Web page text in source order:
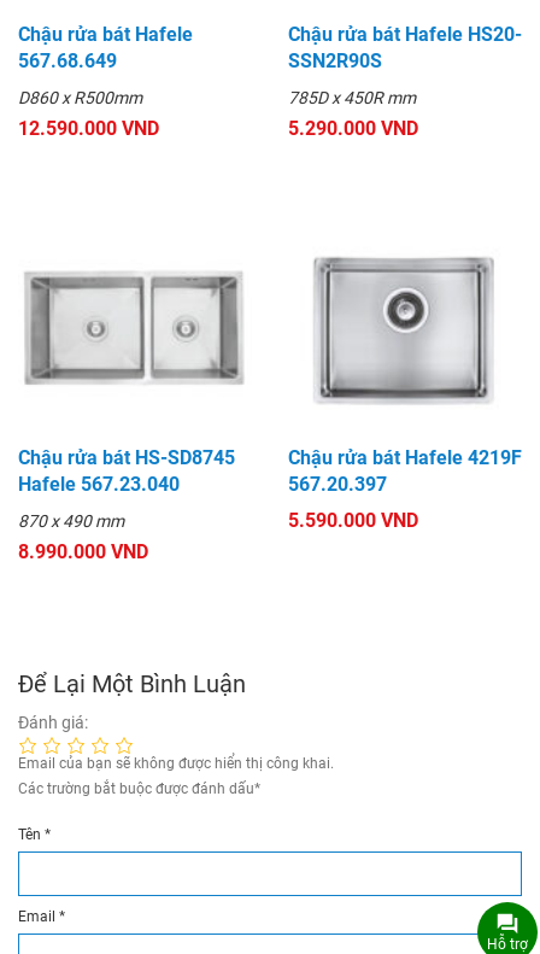
Chậu rửa bát Hafele
567.68.649
D860 x R500mm
12.590.000 VND
Chậu rửa bát Hafele HS20-
SSN2R90S
785D x 450R mm
5.290.000 VND
Chậu rửa bát HS-SD8745
Hafele 567.23.040
870 x 490 mm
8.990.000 VND
Chậu rửa bát Hafele 4219F
567.20.397
5.590.000 VND
Để Lại Một Bình Luận
Đánh giá:
Email của bạn sẽ không được hiển thị công khai.
Các trường bắt buộc được đánh dấu*
Tên *
Email *
Hỗ trợ